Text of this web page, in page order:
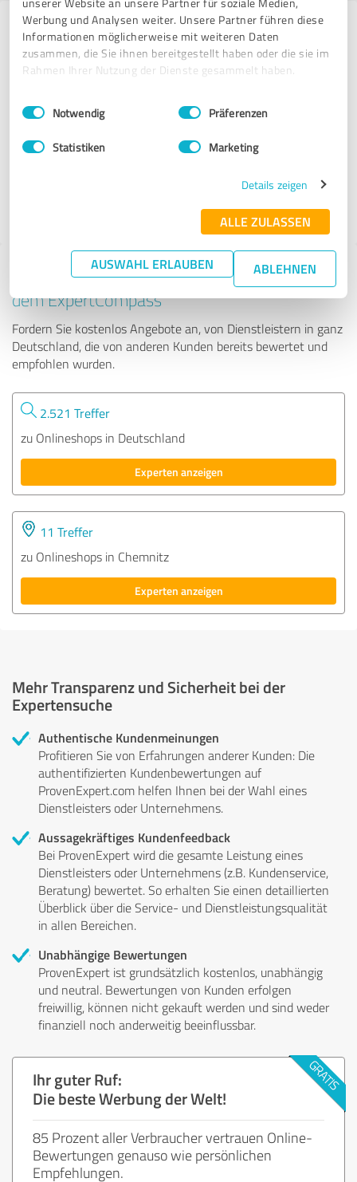
Werbung und Analysen weiter. Unsere Partner führen diese
Informationen möglicherweise mit weiteren Daten
zusammen, die Sie ihnen bereitgestellt haben oder die sie im
Rahmen Ihrer Nutzung der Dienste gesammelt haben.
Impressum Datenschutzbestimmungen
Einwilligungsauswahl
Notwendig Präferenzen
Statistiken Marketing
Details zeigen
ALLE ZULASSEN
AUSWAHL ERLAUBEN ABLEHNEN
Erfahrungen zu weiteren
Anbietern aus dem Bereich
Onlineshops
lightnox.de
Tipp: Die passenden Experten finden - mit
dem ExpertCompass
Fordern Sie kostenlos Angebote an, von Dienstleistern in ganz
Deutschland, die von anderen Kunden bereits bewertet und
empfohlen wurden.
2.521 Treffer
zu Onlineshops in Deutschland
Experten anzeigen
11 Treffer
zu Onlineshops in Chemnitz
Experten anzeigen
Mehr Transparenz und Sicherheit bei der
Expertensuche
Authentische Kundenmeinungen
Profitieren Sie von Erfahrungen anderer Kunden: Die
authentifizierten Kundenbewertungen auf
ProvenExpert.com helfen Ihnen bei der Wahl eines
Dienstleisters oder Unternehmens.
Aussagekräftiges Kundenfeedback
Bei ProvenExpert wird die gesamte Leistung eines
Dienstleisters oder Unternehmens (z.B. Kundenservice,
Beratung) bewertet. So erhalten Sie einen detaillierten
Überblick über die Service- und Dienstleistungsqualität
in allen Bereichen.
Unabhängige Bewertungen
ProvenExpert ist grundsätzlich kostenlos, unabhängig
und neutral. Bewertungen von Kunden erfolgen
freiwillig, können nicht gekauft werden und sind weder
finanziell noch anderweitig beeinflussbar.
Ihr guter Ruf:
Die beste Werbung der Welt!
85 Prozent aller Verbraucher vertrauen Online-
Bewertungen genauso wie persönlichen
Empfehlungen.